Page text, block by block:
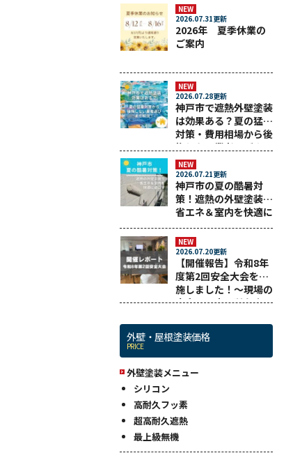
NEW
2026.07.31更新
2026年 夏季休業の
ご案内
NEW
2026.07.28更新
神戸市で遮熱外壁塗装
は効果ある？夏の猛暑
対策・費用相場から後
悔しない業者選びまで
解説！
NEW
2026.07.21更新
神戸市の夏の酷暑対
策！遮熱の外壁塗装で
省エネ＆室内を快適に
過ごす
NEW
2026.07.20更新
【開催報告】令和8年
度第2回安全大会を実
施しました！～現場の
安全と工事品質を守る
外壁・屋根塗装価格
PRICE
外壁塗装メニュー
シリコン
高耐久フッ素
超高耐久遮熱
最上級無機